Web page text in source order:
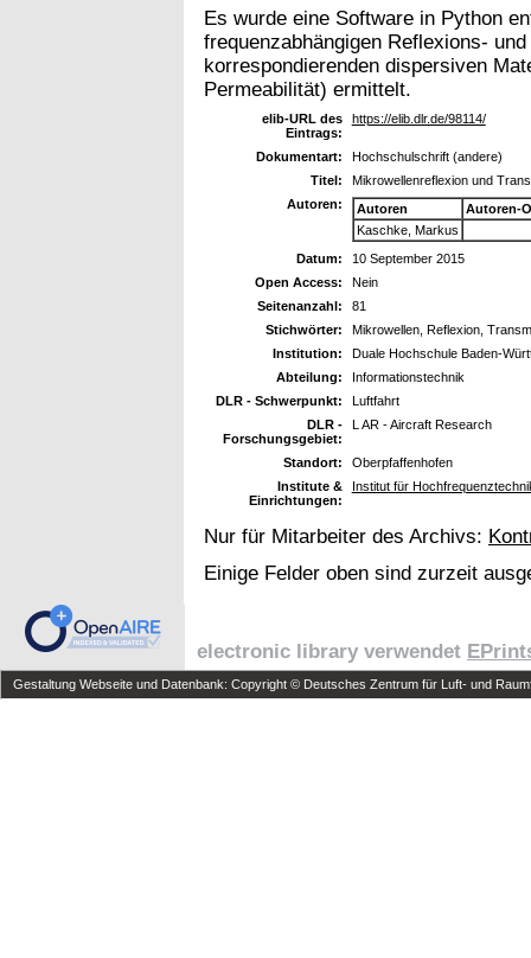
Es wurde eine Software in Python
frequenzabhängigen Reflexions-
korrespondierenden dispersiven
Permeabilität) ermittelt.
elib-URL des
Eintrags:
https://elib.dlr.de/98114/
Dokumentart:
Hochschulschrift (andere)
Titel:
Mikrowellenreflexion und
Autoren:
Autoren
Autoren-
Kaschke, Markus
Datum:
10 September 2015
Open Access:
Nein
Seitenanzahl:
81
Stichwörter:
Mikrowellen, Reflexion,
Institution:
Duale Hochschule Baden-
Abteilung:
Informationstechnik
DLR - Schwerpunkt:
Luftfahrt
DLR -
Forschungsgebiet:
L AR - Aircraft Research
Standort:
Oberpfaffenhofen
Institute &
Einrichtungen:
Institut für
Nur für Mitarbeiter des Archivs:
Einige Felder oben sind zurzeit
electronic library verwendet
Gestaltung Webseite und Datenbank: Copyright © Deutsches Zentrum für Luft- und